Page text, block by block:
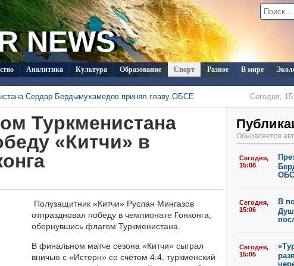
NEWS
Аналитика Культура Образование Спорт Разное В мире
Сердар Бердымухамедов принял главу ОБСЕ
Сегодня,
в Душанбе прошла встреча с новым послом Кувейта
Сегодня,
развивать международный шопинг через TMDrops
Сегодня,
визитом в Туркменистан
Сегодня,
СНГ поступило на конкурс документального кино в Туркменистане
Сегодня,
Ассоциацию «Akhal-Téké France» на чемпионат мира по
05 Август 2026 г.,
Туркменистана
«Китчи» в
Полузащитник «Китчи» Руслан Мингазов
отпраздновал победу в чемпионате Гонконга,
обернувшись флагом Туркменистана.
В финальном матче сезона «Китчи» сыграл
вничью с «Истерн» со счётом 4:4, туркменский
Обновляется
Сегодня,
15:08
Сегодня,
15:06
В
Сегодня,
15:05